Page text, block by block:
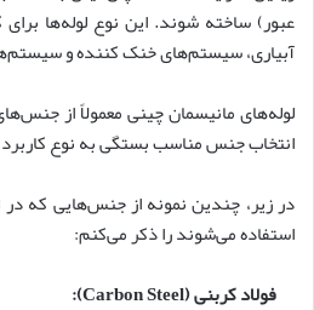
عبور) ساخته شوند. این نوع لوله‌ها
آبیاری، سیستم‌های خنک کننده و
لوله‌های مانیسمان چینی معمولاً از
انتخاب جنس مناسب بستگی به نوع کاربرد
در زیر، چندین نمونه از جنس‌هایی که در
استفاده می‌شوند را ذکر می‌کنم:
فولاد کربنی(Carbon Steel):